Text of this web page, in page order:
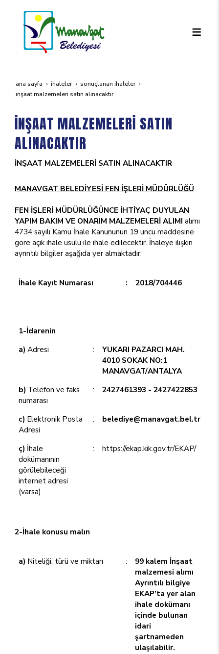
ana sayfa i̇haleler
sonuçlanan i̇haleler
i̇nşaat malzemeleri̇ satin alinacaktir
İNŞAAT MALZEMELERİ SATIN
ALINACAKTIR
İNŞAAT MALZEMELERİ SATIN ALINACAKTIR
MANAVGAT BELEDİYESİ FEN İŞLERİ MÜDÜRLÜĞÜ
FEN İŞLERİ MÜDÜRLÜĞÜNCE İHTİYAÇ DUYULAN
YAPIM BAKIM VE ONARIM MALZEMELERİ ALIMI alımı
4734 sayılı Kamu İhale Kanununun 19 uncu maddesine
göre açık ihale usulü ile ihale edilecektir. İhaleye ilişkin
ayrıntılı bilgiler aşağıda yer almaktadır:
İhale Kayıt Numarası : 2018/704446
1-İdarenin
a) Adresi :
YUKARI PAZARCI MAH.
4010 SOKAK NO:1
MANAVGAT/ANTALYA
b) Telefon ve faks
numarası
: 2427461393 - 2427422853
c) Elektronik Posta
Adresi
: belediye@manavgat.bel.tr
ç) İhale
dokümanının
görülebileceği
internet adresi
(varsa)
: https://ekap.kik.gov.tr/EKAP/
2-İhale konusu malın
a) Niteliği, türü ve miktarı :
99 kalem İnşaat
malzemesi alımı
Ayrıntılı bilgiye
EKAP’ta yer alan
ihale dokümanı
içinde bulunan
idari
şartnameden
ulaşılabilir.